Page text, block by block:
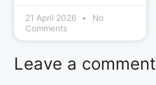
21 April 2026
No
Comments
Leave a comment